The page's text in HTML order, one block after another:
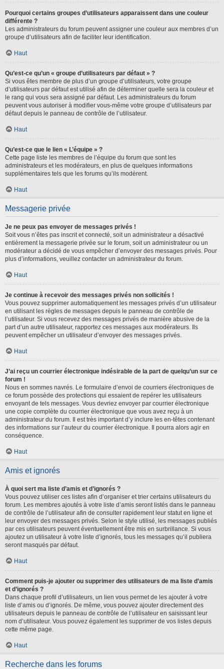
Pourquoi certains groupes d’utilisateurs apparaissent dans une couleur
différente ?
Les administrateurs du forum peuvent assigner une couleur aux membres d’un
groupe d’utilisateurs afin de faciliter leur identification.
Haut
Qu’est-ce qu’un « groupe d’utilisateurs par défaut » ?
Si vous êtes membre de plus d’un groupe d’utilisateurs, votre groupe
d’utilisateurs par défaut est utilisé afin de déterminer quelle sera la couleur et
le rang qui vous sera assigné par défaut. Les administrateurs du forum
peuvent vous autoriser à modifier vous-même votre groupe d’utilisateurs par
défaut depuis le panneau de contrôle de l’utilisateur.
Haut
Qu’est-ce que le lien « L’équipe » ?
Cette page liste les membres de l’équipe du forum que sont les
administrateurs et les modérateurs, en plus de quelques informations
supplémentaires tels que les forums qu’ils modèrent.
Haut
Messagerie privée
Je ne peux pas envoyer de messages privés !
Soit vous n’êtes pas inscrit et connecté, soit un administrateur a désactivé
entièrement la messagerie privée sur le forum, soit un administrateur ou un
modérateur a décidé de vous empêcher d’envoyer des messages privés. Pour
plus d’informations, veuillez contacter un administrateur du forum.
Haut
Je continue à recevoir des messages privés non sollicités !
Vous pouvez supprimer automatiquement les messages privés d’un utilisateur
en utilisant les règles de messages depuis le panneau de contrôle de
l’utilisateur. Si vous recevez des messages privés de manière abusive de la
part d’un autre utilisateur, rapportez ces messages aux modérateurs. Ils
peuvent empêcher un utilisateur d’envoyer des messages privés.
Haut
J’ai reçu un courrier électronique indésirable de la part de quelqu’un sur ce
forum !
Nous en sommes navrés. Le formulaire d’envoi de courriers électroniques de
ce forum possède des protections qui essaient de repérer les utilisateurs
envoyant de tels messages. Vous devriez envoyer par courrier électronique
une copie complète du courrier électronique que vous avez reçu à un
administrateur du forum. Il est très important d’y inclure les en-têtes contenant
des informations sur l’auteur du courrier électronique. Il pourra alors agir en
conséquence.
Haut
Amis et ignorés
À quoi sert ma liste d’amis et d’ignorés ?
Vous pouvez utiliser ces listes afin d’organiser et trier certains utilisateurs du
forum. Les membres ajoutés à votre liste d’amis seront listés dans le panneau
de contrôle de l’utilisateur afin de consulter rapidement leur statut en ligne et
leur envoyer des messages privés. Selon le style utilisé, les messages publiés
par ces utilisateurs peuvent éventuellement être mis en surbrillance. Si vous
ajoutez un utilisateur à votre liste d’ignorés, tous les messages qu’il publiera
seront masqués par défaut.
Haut
Comment puis-je ajouter ou supprimer des utilisateurs de ma liste d’amis
et d’ignorés ?
Dans chaque profil d’utilisateurs, un lien vous permet de les ajouter à votre
liste d’amis ou d’ignorés. De même, vous pouvez ajouter directement des
utilisateurs depuis le panneau de contrôle de l’utilisateur en saisissant leur
nom d’utilisateur. Vous pouvez également les supprimer de vos listes depuis
cette même page.
Haut
Recherche dans les forums